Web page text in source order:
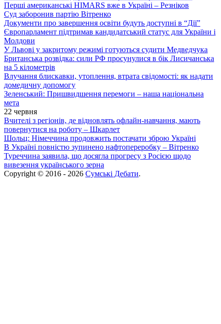
Перші американські HIMARS вже в Україні – Резніков
Суд заборонив партію Вітренко
Документи про завершення освіти будуть доступні в “Дії”
Європарламент підтримав кандидатський статус для України і
Молдови
У Львові у закритому режимі готуються судити Медведчука
Британська розвідка: сили РФ просунулися в бік Лисичанська
на 5 кілометрів
Влучання блискавки, утоплення, втрата свідомості: як надати
домедичну допомогу
Зеленський: Пришвидшення перемоги – наша національна
мета
22 червня
Вчителі з регіонів, де відновлять офлайн-навчання, мають
повернутися на роботу – Шкарлет
Шольц: Німеччина продовжить постачати зброю Україні
В Україні повністю зупинено нафтопереробку – Вітренко
Туреччина заявила, що досягла прогресу з Росією щодо
вивезення українського зерна
Copyright © 2016 - 2026 Сумські Дебати.